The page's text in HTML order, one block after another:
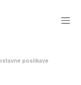
poslikave